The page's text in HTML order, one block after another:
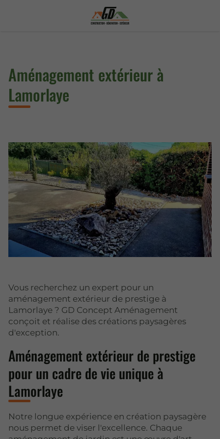
Aménagement extérieur à
Lamorlaye
Vous recherchez un expert pour un
aménagement extérieur de prestige à
Lamorlaye ? GD Concept Aménagement
conçoit et réalise des créations paysagères
d'exception.
Aménagement extérieur de prestige
pour un cadre de vie unique à
Lamorlaye
Notre longue expérience en création paysagère
nous permet de viser l'excellence. Chaque